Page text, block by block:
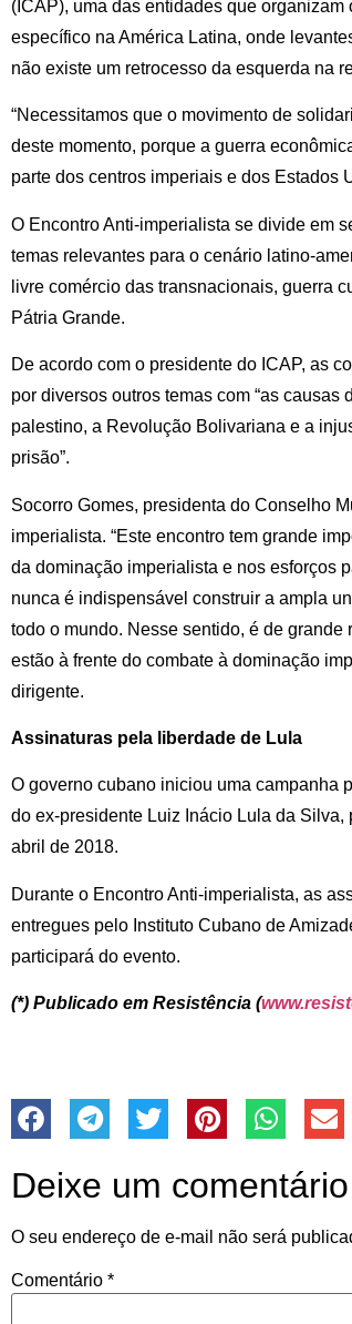
(ICAP), uma das entidades que
específico na América Latina, onde
não existe um retrocesso da esquerda na
“Necessitamos que o movimento de
deste momento, porque a guerra
parte dos centros imperiais e dos Estados
O Encontro Anti-imperialista se divide em
temas relevantes para o cenário latino-
livre comércio das transnacionais, guerra
Pátria Grande.
De acordo com o presidente do ICAP, as
por diversos outros temas com “as
palestino, a Revolução Bolivariana e a
prisão”.
Socorro Gomes, presidenta do Conselho
imperialista. “Este encontro tem grande
da dominação imperialista e nos esforços
nunca é indispensável construir a ampla
todo o mundo. Nesse sentido, é de
estão à frente do combate à dominação
dirigente.
Assinaturas pela liberdade de Lula
O governo cubano iniciou uma campanha
do ex-presidente Luiz Inácio Lula da
abril de 2018.
Durante o Encontro Anti-imperialista, as
entregues pelo Instituto Cubano de
participará do evento.
(*) Publicado em Resistência (
Deixe um comentário
O seu endereço de e-mail não será
Comentário *